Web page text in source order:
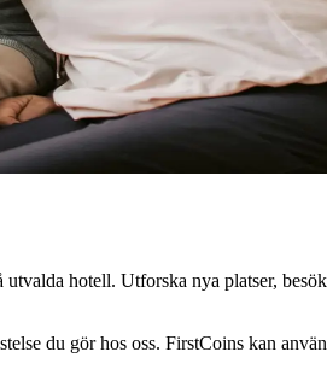
hotell. Utforska nya platser,
du gör hos oss. FirstCoins kan